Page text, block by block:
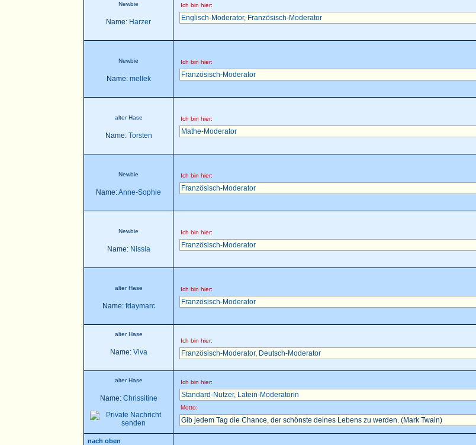
Newbie
Name: Harzer
Ich bin hier:
Englisch-Moderator, Französisch-Moderator
Newbie
Name: mellek
Ich bin hier:
Französisch-Moderator
alter Hase
Name: Torsten
Ich bin hier:
Mathe-Moderator
Newbie
Name:Anne-Sophie
Ich bin hier:
Französisch-Moderator
Newbie
Name: Nissia
Ich bin hier:
Französisch-Moderator
alter Hase
Name: fdaymarc
Ich bin hier:
Französisch-Moderator
alter Hase
Name: Viva
Ich bin hier:
Französisch-Moderator, Deutsch-Moderator
alter Hase
Name: Chrissitine
Ich bin hier:
Standard-Nutzer, Latein-Moderatorin
Motto:
Gib jedem Tag die Chance, der schönste deines Lebens zu werden. (Mark Twain)
nach oben